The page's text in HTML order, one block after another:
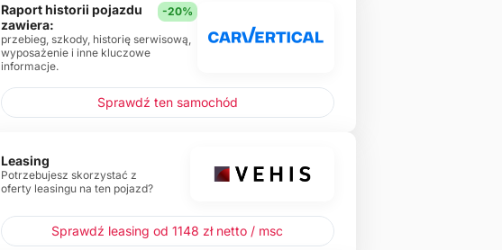
Raport historii pojazdu
zawiera:
-20%
przebieg, szkody, historię serwisową,
wyposażenie i inne kluczowe
informacje.
Sprawdź ten samochód
Leasing
Potrzebujesz skorzystać z
oferty leasingu na ten pojazd?
Sprawdź leasing od 1148 zł netto / msc